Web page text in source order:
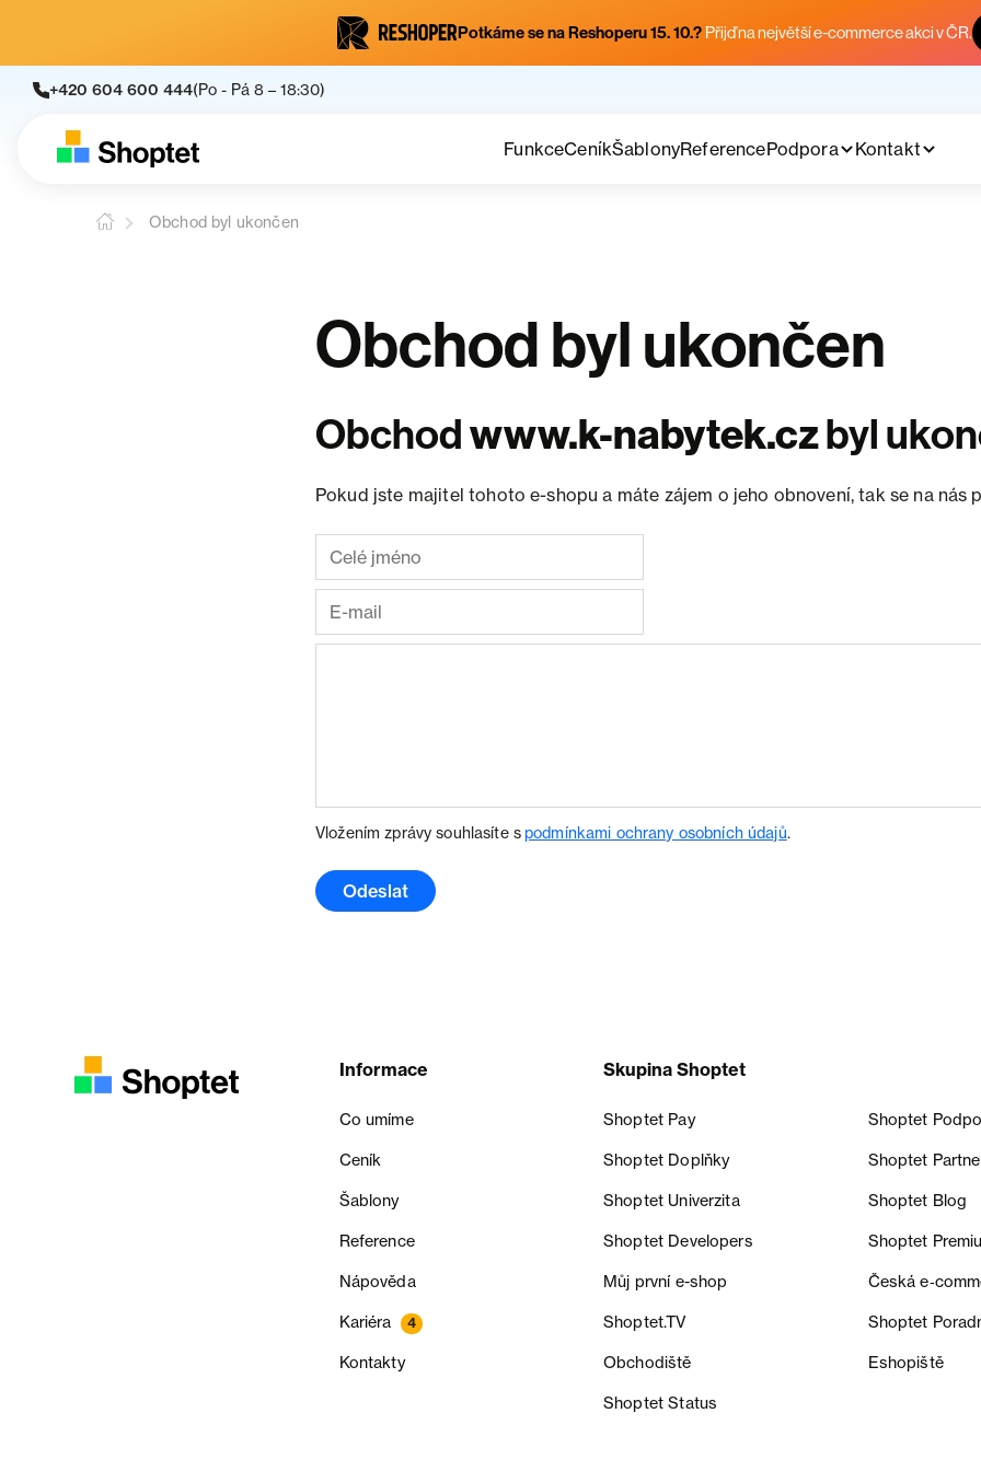
Potkáme se na Reshoperu 15. 10.? Přijď na největší e-commerce akci v ČR.
+420 604 600 444(Po - Pá 8 – 18:30)
FunkceCeníkŠablonyReferencePodpora Kontakt
Obchod byl ukončen
Obchod byl ukončen
Obchodwww.k-nabytek.czbyl
Pokud jste majitel tohoto e-shopu a máte zájem o jeho obnovení, tak se na nás
Vložením zprávy souhlasíte spodmínkami ochrany osobních údajů.
Odeslat
Informace
Co umíme
Ceník
Šablony
Reference
Nápověda
Kariéra 4
Kontakty
Skupina Shoptet
Shoptet Pay Shoptet
Shoptet Doplňky Shoptet
Shoptet Univerzita Shoptet Blog
Shoptet Developers Shoptet
Můj první e-shop Česká
Shoptet.TV Shoptet
Obchodiště Eshopiště
Shoptet Status